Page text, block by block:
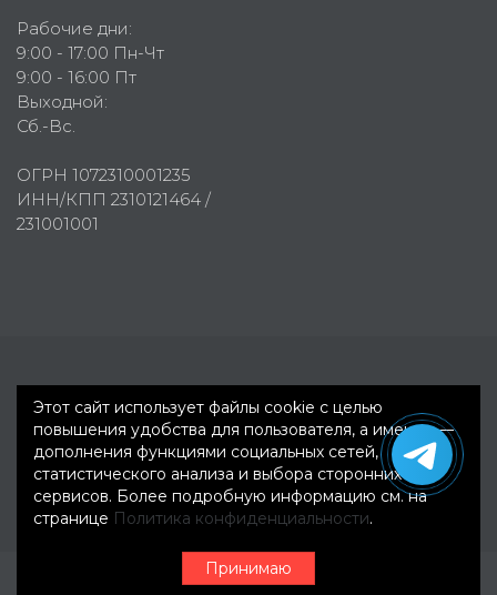
Рабочие дни:
9:00 - 17:00 Пн-Чт
9:00 - 16:00 Пт
Выходной:
Сб.-Вс.
ОГРН 1072310001235
ИНН/КПП 2310121464 /
231001001
Этот сайт использует файлы cookie с целью
повышения удобства для пользователя, а именно —
дополнения функциями социальных сетей,
статистического анализа и выбора сторонних
сервисов. Более подробную информацию см. на
странице Политика конфиденциальности.
Принимаю